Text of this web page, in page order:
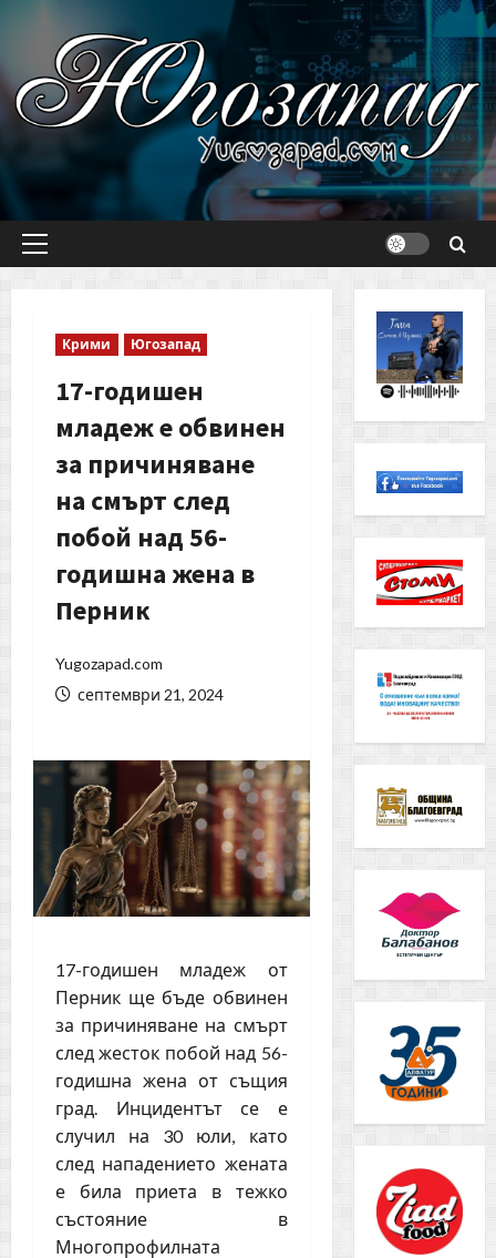
content
Primary
Крими Югозапад
17-годишен
младеж е обвинен
за причиняване
на смърт след
побой над 56-
годишна жена в
Перник
Yugozapad.com
септември 21, 2024
17-годишен младеж от
Перник ще бъде обвинен
за причиняване на смърт
след жесток побой над 56-
годишна жена от същия
град. Инцидентът се е
случил на 30 юли, като
след нападението жената
е била приета в тежко
състояние в
Многопрофилната